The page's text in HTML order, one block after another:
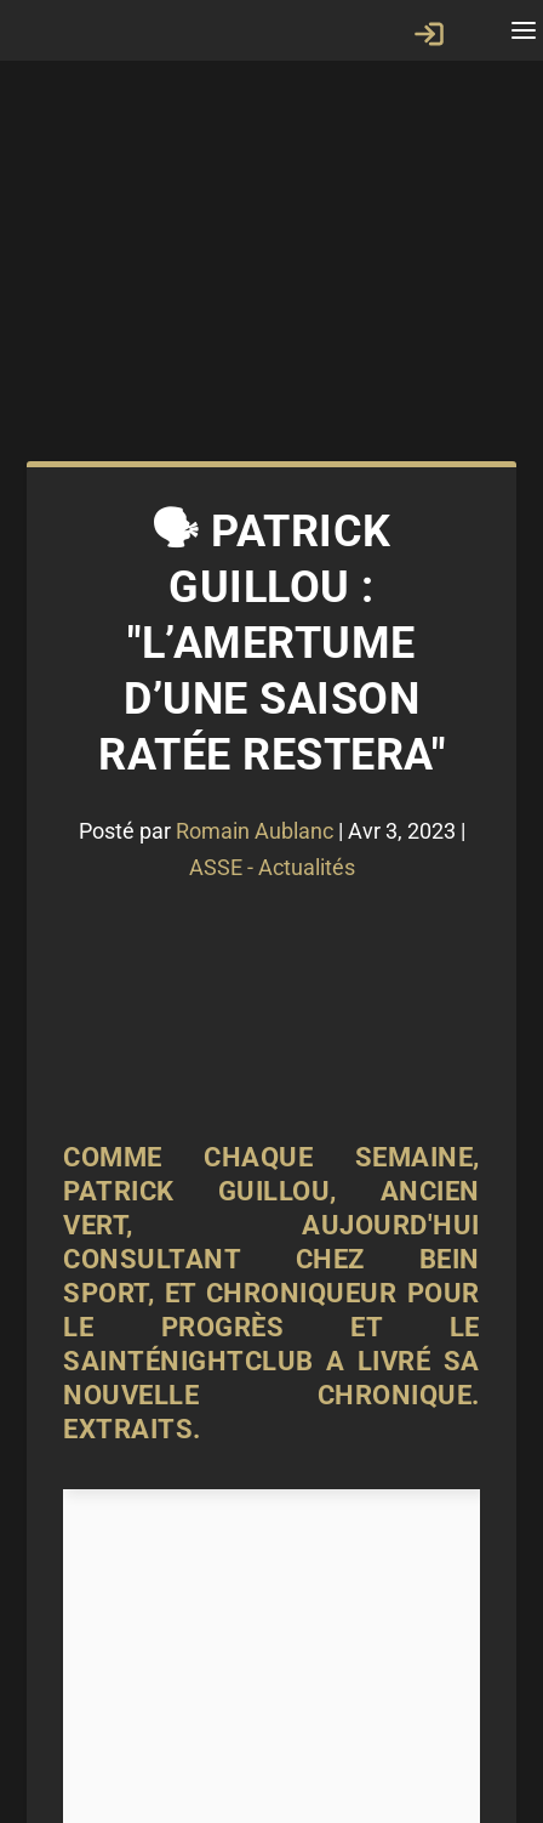
🗣 PATRICK
GUILLOU :
"L’AMERTUME
D’UNE SAISON
RATÉE RESTERA"
Posté par Romain Aublanc| Avr 3, 2023 |
ASSE - Actualités
COMME CHAQUE SEMAINE,
PATRICK GUILLOU, ANCIEN
VERT, AUJOURD'HUI
CONSULTANT CHEZ BEIN
SPORT, ET CHRONIQUEUR POUR
LE PROGRÈS ET LE
SAINTÉNIGHTCLUB A LIVRÉ SA
NOUVELLE CHRONIQUE.
EXTRAITS.